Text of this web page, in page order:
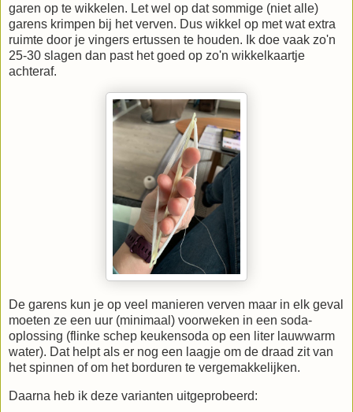
garen op te wikkelen. Let wel op dat sommige (niet alle)
garens krimpen bij het verven. Dus wikkel op met wat extra
ruimte door je vingers ertussen te houden. Ik doe vaak zo'n
25-30 slagen dan past het goed op zo'n wikkelkaartje
achteraf.
De garens kun je op veel manieren verven maar in elk geval
moeten ze een uur (minimaal) voorweken in een soda-
oplossing (flinke schep keukensoda op een liter lauwwarm
water). Dat helpt als er nog een laagje om de draad zit van
het spinnen of om het borduren te vergemakkelijken.
Daarna heb ik deze varianten uitgeprobeerd: